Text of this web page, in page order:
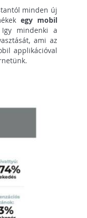
minden új
egy mobil
mindenki a
ami az
applikációval